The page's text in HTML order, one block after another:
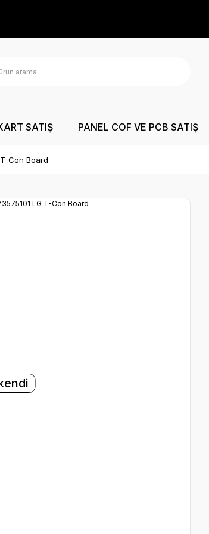
SATIŞ PANEL COF VE PCB SATIŞ
T-Con Board